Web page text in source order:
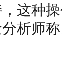
这种
析师称